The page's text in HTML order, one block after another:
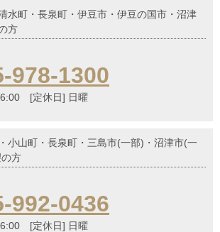
水町・長泉町・伊豆市・伊豆の国市・沼津
方
978-1300
[定休日] 日曜
小山町・長泉町・三島市(一部)・沼津市(一
方
992-0436
[定休日] 日曜